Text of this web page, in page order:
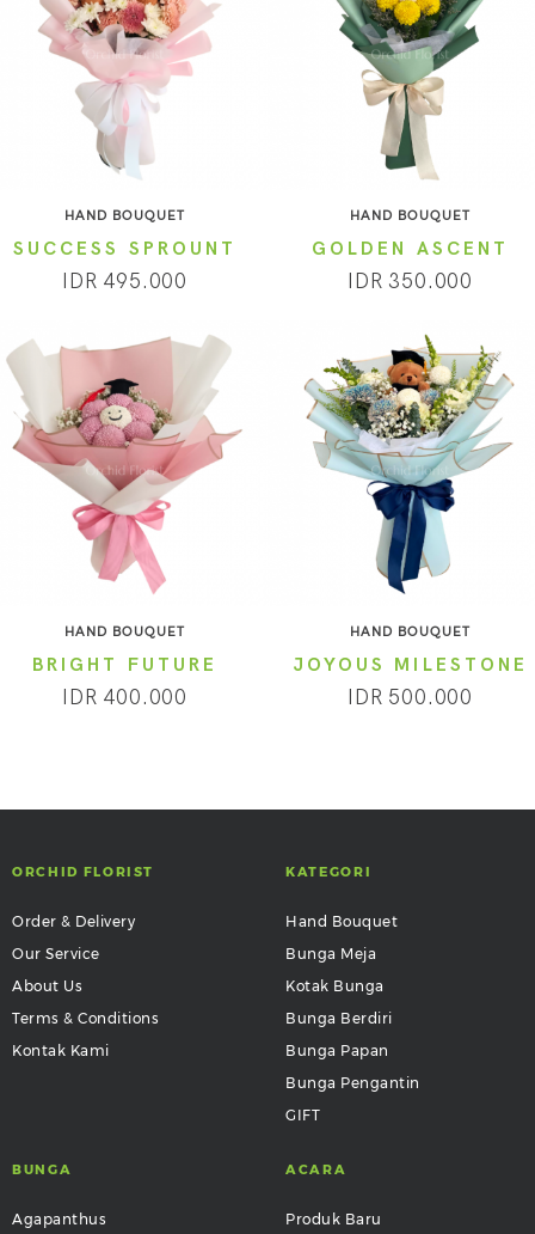
HAND BOUQUET
SUCCESS SPROUNT
IDR 495.000
HAND BOUQUET
GOLDEN ASCENT
IDR 350.000
HAND BOUQUET
BRIGHT FUTURE
IDR 400.000
HAND BOUQUET
JOYOUS MILESTONE
IDR 500.000
ORCHID FLORIST
Order & Delivery
Our Service
About Us
Terms & Conditions
Kontak Kami
KATEGORI
Hand Bouquet
Bunga Meja
Kotak Bunga
Bunga Berdiri
Bunga Papan
Bunga Pengantin
GIFT
BUNGA
Agapanthus
ACARA
Produk Baru